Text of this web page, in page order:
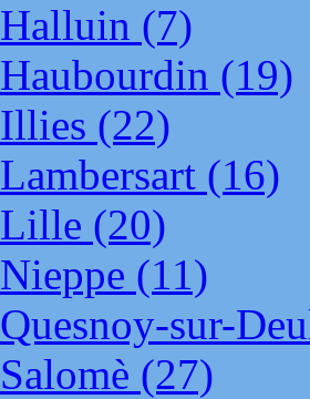
Halluin (7)
Haubourdin (19)
Illies (22)
Lambersart (16)
Lille (20)
Nieppe (11)
Quesnoy-sur-
Salomè (27)